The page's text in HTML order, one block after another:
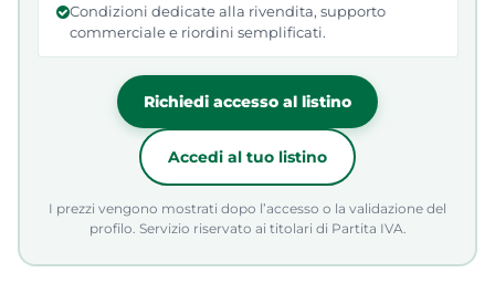
Condizioni dedicate alla rivendita, supporto
commerciale e riordini semplificati.
Richiedi accesso al listino
Accedi al tuo listino
I prezzi vengono mostrati dopo l’accesso o la validazione del
profilo. Servizio riservato ai titolari di Partita IVA.